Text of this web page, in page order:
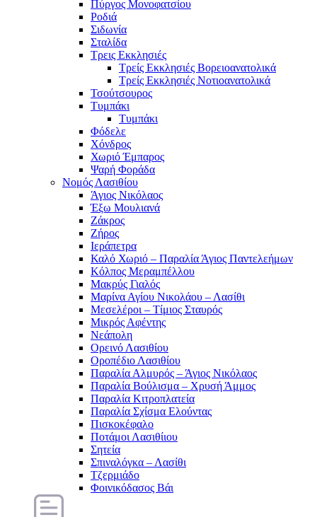
Πύργος Μονοφατσίου
Ροδιά
Σιδωνία
Σταλίδα
Τρεις Εκκλησιές
Τρείς Εκκλησιές Βορειοανατολικά
Τρείς Εκκλησιές Νοτιοανατολικά
Τσούτσουρος
Τυμπάκι
Τυμπάκι
Φόδελε
Χόνδρος
Χωριό Έμπαρος
Ψαρή Φοράδα
Νομός Λασιθίου
Άγιος Νικόλαος
Έξω Μουλιανά
Ζάκρος
Ζήρος
Ιεράπετρα
Καλό Χωριό – Παραλία Άγιος Παντελεήμων
Κόλπος Μεραμπέλλου
Μακρύς Γιαλός
Μαρίνα Αγίου Νικολάου – Λασίθι
Μεσελέροι – Τίμιος Σταυρός
Μικρός Αφέντης
Νεάπολη
Ορεινό Λασιθίου
Οροπέδιο Λασιθίου
Παραλία Αλμυρός – Άγιος Νικόλαος
Παραλία Βούλισμα – Χρυσή Άμμος
Παραλία Κιτροπλατεία
Παραλία Σχίσμα Ελούντας
Πισκοκέφαλο
Ποτάμοι Λασιθίιου
Σητεία
Σπιναλόγκα – Λασίθι
Τζερμιάδο
Φοινικόδασος Βάι